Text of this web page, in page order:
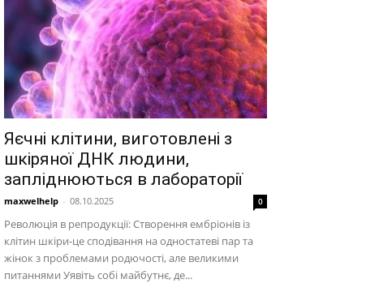
Яєчні клітини, виготовлені з
шкіряної ДНК людини,
запліднюються в лабораторії
maxwelhelp - 08.10.2025 0
Революція в репродукції: Створення ембріонів із
клітин шкіри-це сподівання на одностатеві пар та
жінок з проблемами родючості, але великими
питаннями Уявіть собі майбутнє, де...